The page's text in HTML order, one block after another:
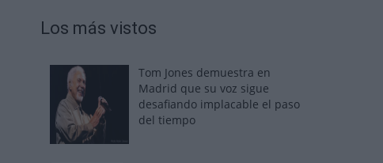
Los más vistos
Tom Jones demuestra en
Madrid que su voz sigue
desafiando implacable el paso
del tiempo